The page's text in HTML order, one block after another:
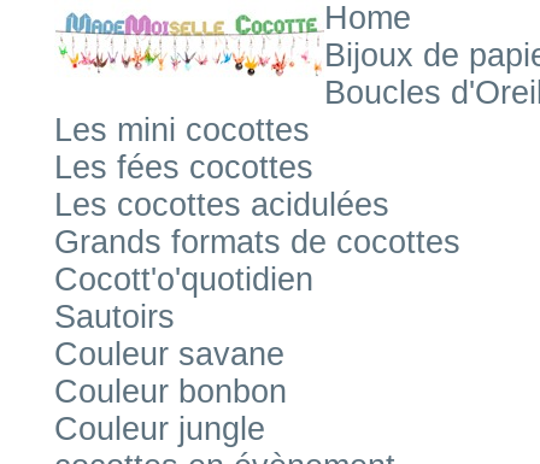
Home
Bijoux de
Boucles
Les mini cocottes
Les fées cocottes
Les cocottes acidulées
Grands formats de cocottes
Cocott'o'quotidien
Sautoirs
Couleur savane
Couleur bonbon
Couleur jungle